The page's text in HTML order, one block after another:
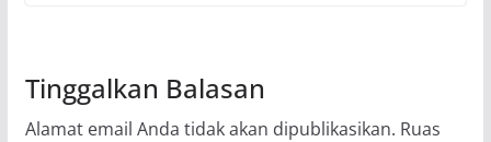
Tinggalkan Balasan
Alamat email Anda tidak akan dipublikasikan. Ruas